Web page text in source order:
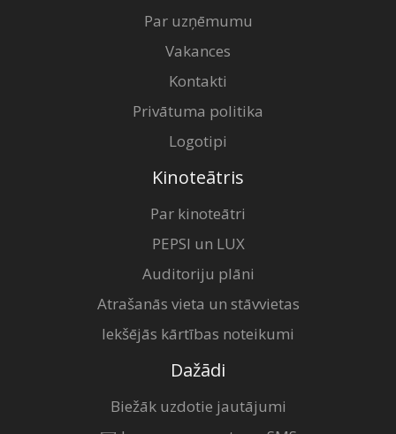
Par uzņēmumu
Vakances
Kontakti
Privātuma politika
Logotipi
Kinoteātris
Par kinoteātri
PEPSI un LUX
Auditoriju plāni
Atrašanās vieta un stāvvietas
Iekšējās kārtības noteikumi
Dažādi
Biežāk uzdotie jautājumi